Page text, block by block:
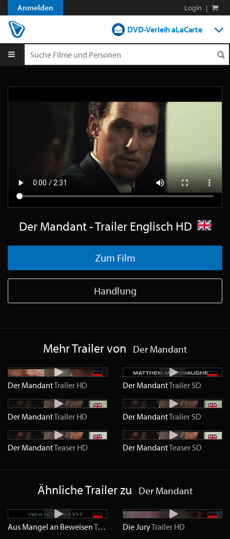
Anmelden Login |
DVD-Verleih aLaCarte
Shop
Blog
Der Mandant - Trailer Englisch HD
Zum Film
Handlung
Mehr Trailer von Der Mandant
Der MandantTrailer HD Der MandantTrailer SD
Der MandantTrailer HD Der MandantTrailer SD
Der MandantTeaser HD Der MandantTeaser SD
Ähnliche Trailer zu Der Mandant
Aus Mangel an BeweisenTrailer SDDie JuryTrailer HD